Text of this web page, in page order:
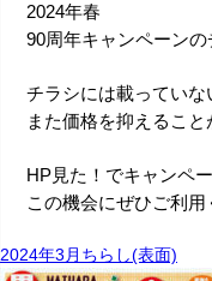
2024年春
90周年キャンペーン
チラシには載ってい
また価格を抑えるこ
HP見た！でキャンペ
この機会にぜひご利用
2024年3月ちらし(表面)